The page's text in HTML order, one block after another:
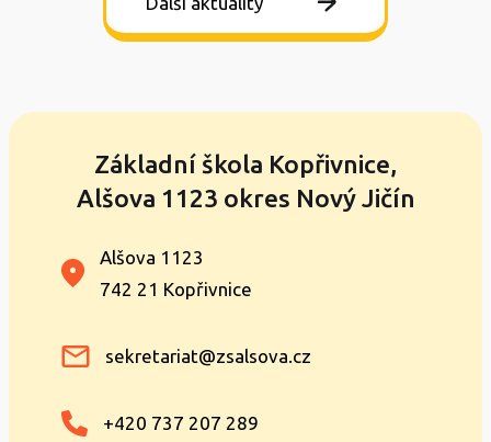
Základní škola Kopřivnice,
Alšova 1123 okres Nový Jičín
Alšova 1123
742 21 Kopřivnice
sekretariat@zsalsova.cz
+420 737 207 289